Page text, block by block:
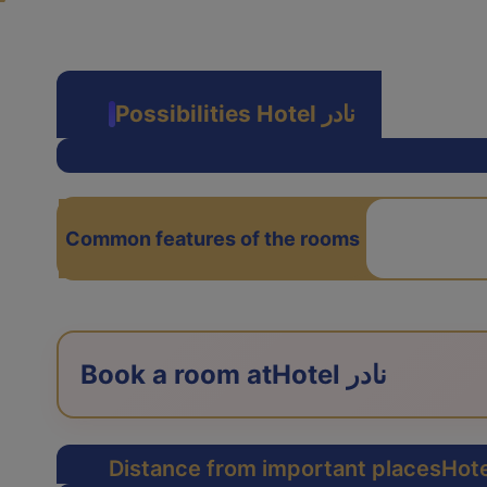
Possibilities Hotel نادر
Common features of the rooms
Book a room at Hotel نادر
Distance from important places